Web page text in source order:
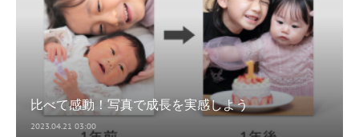
比べて感動！写真で成長を実感しよう
2023.04.21 03:00